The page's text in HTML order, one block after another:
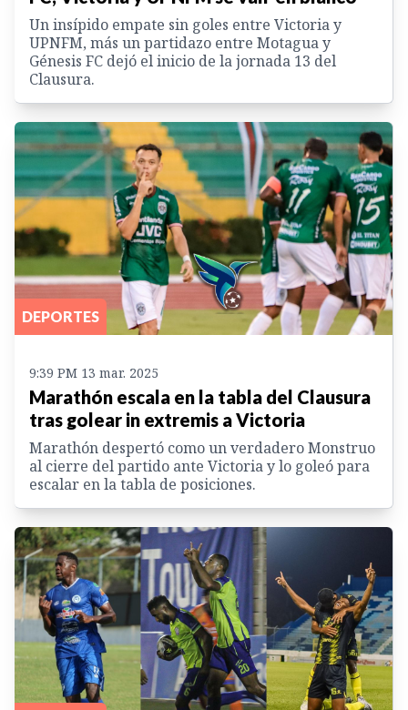
Un insípido empate sin goles entre Victoria y
UPNFM, más un partidazo entre Motagua y
Génesis FC dejó el inicio de la jornada 13 del
Clausura.
DEPORTES
9:39 PM 13 mar. 2025
Marathón escala en la tabla del Clausura
tras golear in extremis a Victoria
Marathón despertó como un verdadero Monstruo
al cierre del partido ante Victoria y lo goleó para
escalar en la tabla de posiciones.